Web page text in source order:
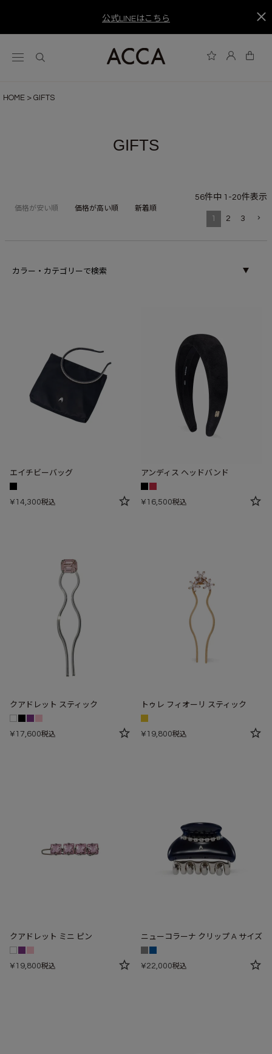
公式LINEはこちら
HOME GIFTS
GIFTS
価格が安い順 価格が高い順 新着順
56件中 1 -20件表示
1 2 3
カラー・カテゴリーで検索
エイチビーバッグ
¥ 14,300税込
アンディス ヘッドバンド
¥ 16,500税込
クアドレット スティック
¥ 17,600税込
トゥレ フィオーリ スティック
¥ 19,800税込
クアドレット ミニ ピン
¥ 19,800税込
ニューコラーナ クリップ A サイズ
¥22,000税込